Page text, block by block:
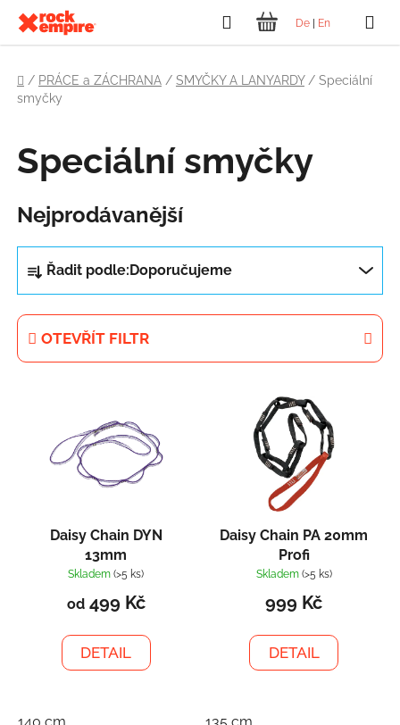
obsah
De En
Hledat
NÁKUPNÍ
KOŠÍK
Domů
/ PRÁCE a ZÁCHRANA / SMYČKY A LANYARDY / Speciální
smyčky
Speciální smyčky
Nejprodávanější
a
z
e
n
Řadit podle: Doporučujeme
OTEVŘÍT FILTR
Daisy Chain DYN
13mm
Skladem(>5 ks)
od499 Kč
DETAIL
Daisy Chain PA 20mm
Profi
Skladem (>5 ks)
999 Kč
DETAIL